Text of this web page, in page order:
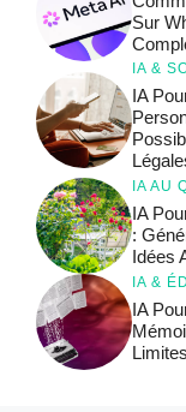
Sur
IA &
IA
IA AU
IA
:
Idées
IA &
IA